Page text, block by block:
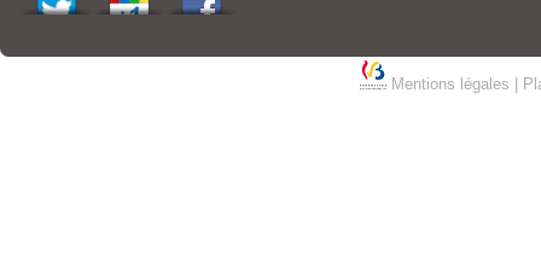
Mentions légales